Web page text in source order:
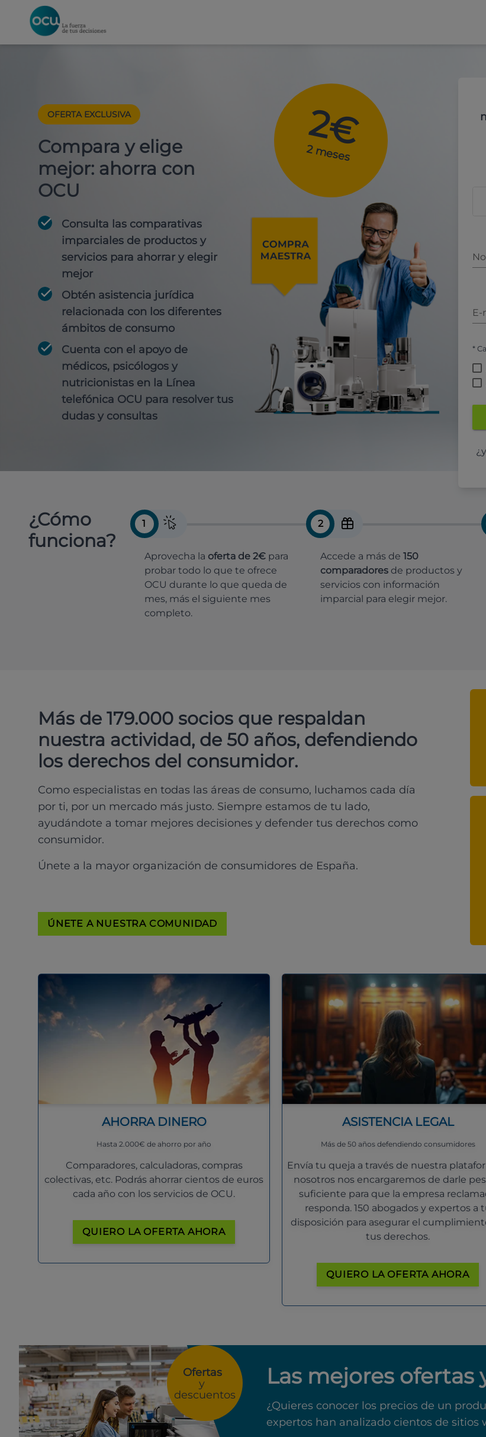
OFERTA EXCLUSIVA
Compara y elige
mejor: ahorra con
OCU
Consulta las comparativas
imparciales de productos y
servicios para ahorrar y elegir
mejor
Obtén asistencia jurídica
relacionada con los diferentes
ámbitos de consumo
Cuenta con el apoyo de
médicos, psicólogos y
nutricionistas en la Línea
telefónica OCU para resolver tus
dudas y consultas
2€
2 meses
E-
*
¿Cómo
funciona?
1
Aprovecha la oferta de 2€ para
probar todo lo que te ofrece
OCU durante lo que queda de
mes, más el siguiente mes
completo.
2
Accede a más de 150
comparadoresde productos y
servicios con información
imparcial para elegir mejor.
Más de 179.000 socios que respaldan
nuestra actividad, de 50 años, defendiendo
los derechos del consumidor.
Como especialistas en todas las áreas de consumo, luchamos cada día
por ti, por un mercado más justo. Siempre estamos de tu lado,
ayudándote a tomar mejores decisiones y defender tus derechos como
consumidor.
Únete a la mayor organización de consumidores de España.
ÚNETE A NUESTRA COMUNIDAD
AHORRA DINERO
Hasta 2.000€ de ahorro por año
Comparadores, calculadoras, compras
colectivas, etc. Podrás ahorrar cientos de euros
cada año con los servicios de OCU.
QUIERO LA OFERTA AHORA
ASISTENCIA LEGAL
Más de 50 años defendiendo consumidores
Envía tu queja a través de nuestra
nosotros nos encargaremos de darle
suficiente para que la empresa
responda. 150 abogados y expertos a
disposición para asegurar el
tus derechos.
QUIERO LA OFERTA AHORA
Ofertas
y
descuentos
Las mejores ofertas
¿Quieres conocer los precios de un
expertos han analizado cientos de sitios